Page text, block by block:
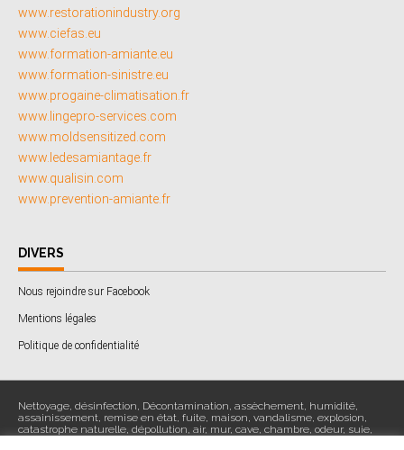
www.restorationindustry.org
www.ciefas.eu
www.formation-amiante.eu
www.formation-sinistre.eu
www.progaine-climatisation.fr
www.lingepro-services.com
www.moldsensitized.com
www.ledesamiantage.fr
www.qualisin.com
www.prevention-amiante.fr
DIVERS
Nous rejoindre sur Facebook
Mentions légales
Politique de confidentialité
Nettoyage, désinfection, Décontamination, assèchement, humidité,
assainissement, remise en état, fuite, maison, vandalisme, explosion,
catastrophe naturelle, dépollution, air, mur, cave, chambre, odeur, suie,